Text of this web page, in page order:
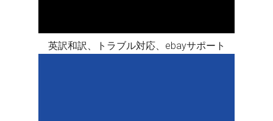
英訳和訳、トラブル対応、ebayサポート